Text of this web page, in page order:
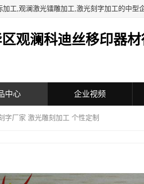
工,观澜激光镭雕加工,激光刻字加工的中型
观澜科迪丝移印器材
中心 企业视频
字厂家 激光雕刻加工 个性定制